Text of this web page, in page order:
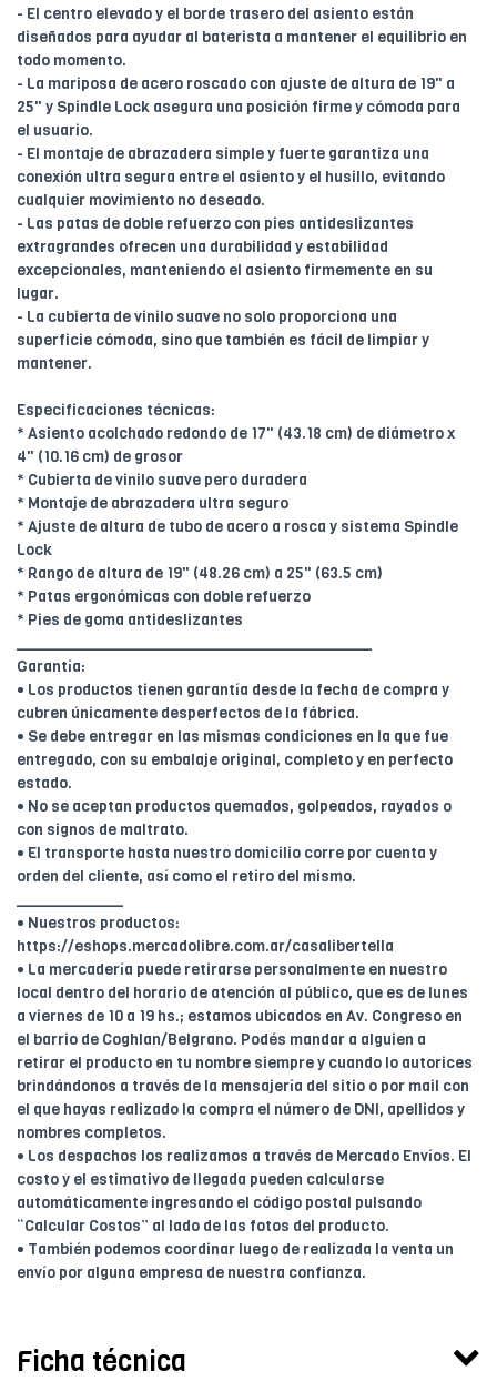
- El centro elevado y el borde trasero del asiento están
diseñados para ayudar al baterista a mantener el equilibrio en
todo momento.
- La mariposa de acero roscado con ajuste de altura de 19" a
25" y Spindle Lock asegura una posición firme y cómoda para
el usuario.
- El montaje de abrazadera simple y fuerte garantiza una
conexión ultra segura entre el asiento y el husillo, evitando
cualquier movimiento no deseado.
- Las patas de doble refuerzo con pies antideslizantes
extragrandes ofrecen una durabilidad y estabilidad
excepcionales, manteniendo el asiento firmemente en su
lugar.
- La cubierta de vinilo suave no solo proporciona una
superficie cómoda, sino que también es fácil de limpiar y
mantener.
Especificaciones técnicas:
* Asiento acolchado redondo de 17" (43.18 cm) de diámetro x
4" (10.16 cm) de grosor
* Cubierta de vinilo suave pero duradera
* Montaje de abrazadera ultra seguro
* Ajuste de altura de tubo de acero a rosca y sistema Spindle
Lock
* Rango de altura de 19" (48.26 cm) a 25" (63.5 cm)
* Patas ergonómicas con doble refuerzo
* Pies de goma antideslizantes
Garantía:
• Los productos tienen garantía desde la fecha de compra y
cubren únicamente desperfectos de la fábrica.
• Se debe entregar en las mismas condiciones en la que fue
entregado, con su embalaje original, completo y en perfecto
estado.
• No se aceptan productos quemados, golpeados, rayados o
con signos de maltrato.
• El transporte hasta nuestro domicilio corre por cuenta y
orden del cliente, así como el retiro del mismo.
• Nuestros productos:
https://eshops.mercadolibre.com.ar/casalibertella
• La mercadería puede retirarse personalmente en nuestro
local dentro del horario de atención al público, que es de lunes
a viernes de 10 a 19 hs.; estamos ubicados en Av. Congreso en
el barrio de Coghlan/Belgrano. Podés mandar a alguien a
retirar el producto en tu nombre siempre y cuando lo autorices
brindándonos a través de la mensajería del sitio o por mail con
el que hayas realizado la compra el número de DNI, apellidos y
nombres completos.
• Los despachos los realizamos a través de Mercado Envíos. El
costo y el estimativo de llegada pueden calcularse
automáticamente ingresando el código postal pulsando
“Calcular Costos” al lado de las fotos del producto.
• También podemos coordinar luego de realizada la venta un
envío por alguna empresa de nuestra confianza.
Ficha técnica